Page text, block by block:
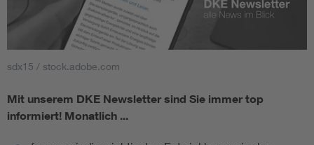
sdx15 / stock.adobe.com
Mit unserem DKE Newsletter sind Sie immer top
informiert! Monatlich ...